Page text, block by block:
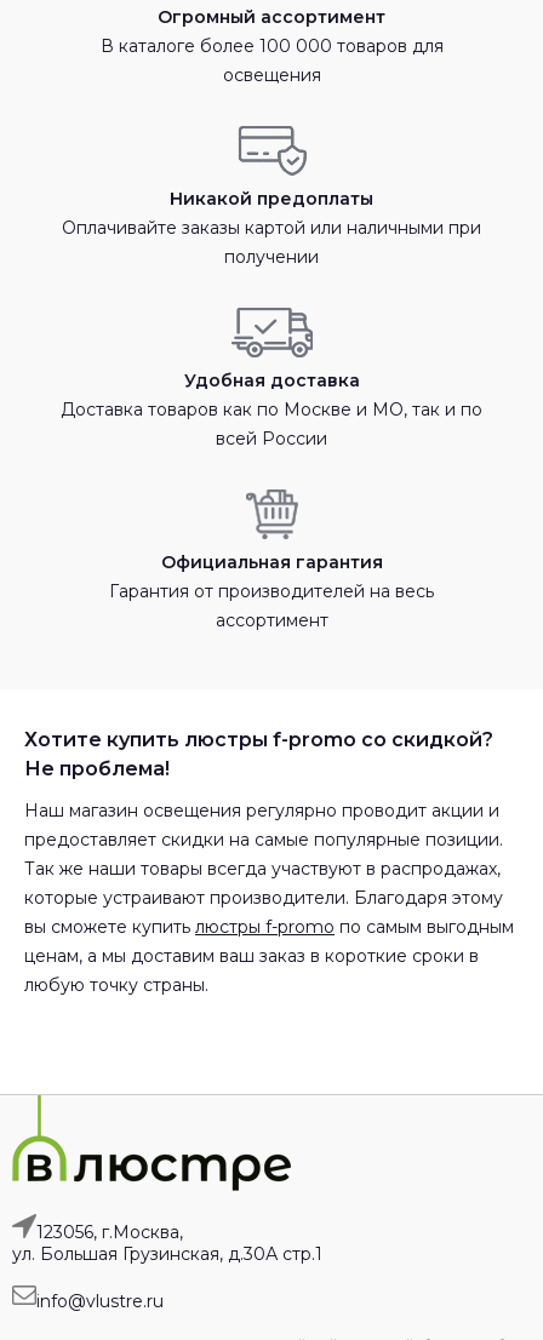
Огромный ассортимент
В каталоге более 100 000 товаров для
освещения
Никакой предоплаты
Оплачивайте заказы картой или наличными при
получении
Удобная доставка
Доставка товаров как по Москве и МО, так и по
всей России
Официальная гарантия
Гарантия от производителей на весь
ассортимент
Хотите купить люстры f-promo со скидкой?
Не проблема!
Наш магазин освещения регулярно проводит акции и
предоставляет скидки на самые популярные позиции.
Так же наши товары всегда участвуют в распродажах,
которые устраивают производители. Благодаря этому
вы сможете купить люстры f-promo по самым выгодным
ценам, а мы доставим ваш заказ в короткие сроки в
любую точку страны.
123056, г.Москва,
ул. Большая Грузинская, д.30А стр.1
info@vlustre.ru